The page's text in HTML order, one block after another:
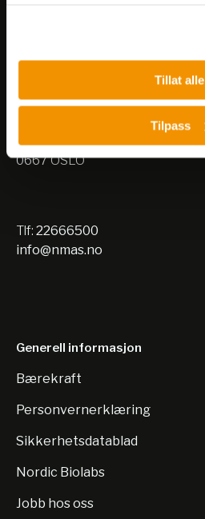
Tillat alle
Tilpass
Besøksadresse:
0667 OSLO
Nils Hansens vei 10
0667 OSLO
Tlf: 22666500
info@nmas.no
Generell informasjon
Bærekraft
Personvernerklæring
Sikkerhetsdatablad
Nordic Biolabs
Jobb hos oss